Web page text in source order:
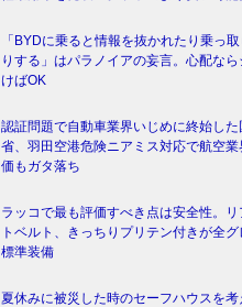
「BYDに乗ると情報を抜かれたり乗っ
りする」はパラノイアの妄言。心配なら
けばOK
認証問題で自動車業界いじめに終始した
省、羽田空港危険ニアミス対応で航空業
価もガタ落ち
ラッコで最も評価すべき点は安全性。リ
トベルト、きっちりプリテン付きが全グ
標準装備
夏休みに被災した時のセーフハウスを考